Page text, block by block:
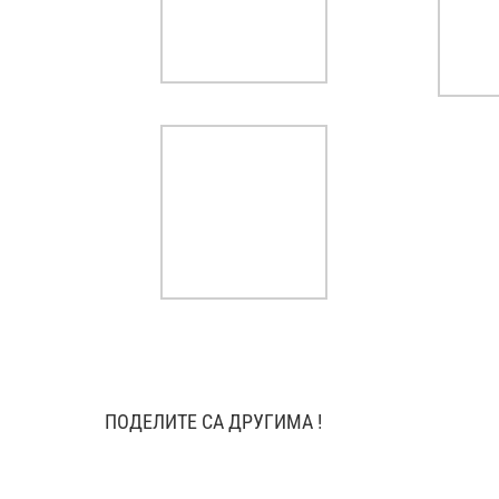
ПОДЕЛИТЕ СА ДРУГИМА !